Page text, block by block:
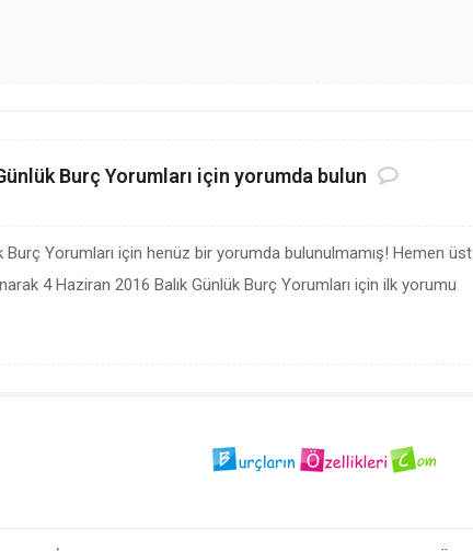
Burç Yorumları için yorumda bulun
Burç Yorumları için henüz bir yorumda bulunulmamış! Hemen üst
4 Haziran 2016 Balık Günlük Burç Yorumları için ilk yorumu